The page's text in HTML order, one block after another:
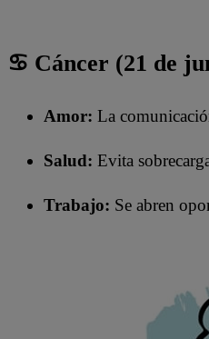
♋ Cáncer (21 de
Amor: La
Salud: Evita
Trabajo: Se abren